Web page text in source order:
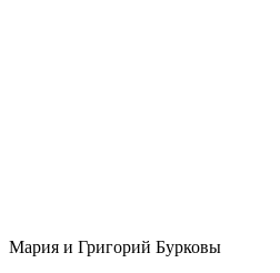
Мария и Григорий Бурковы